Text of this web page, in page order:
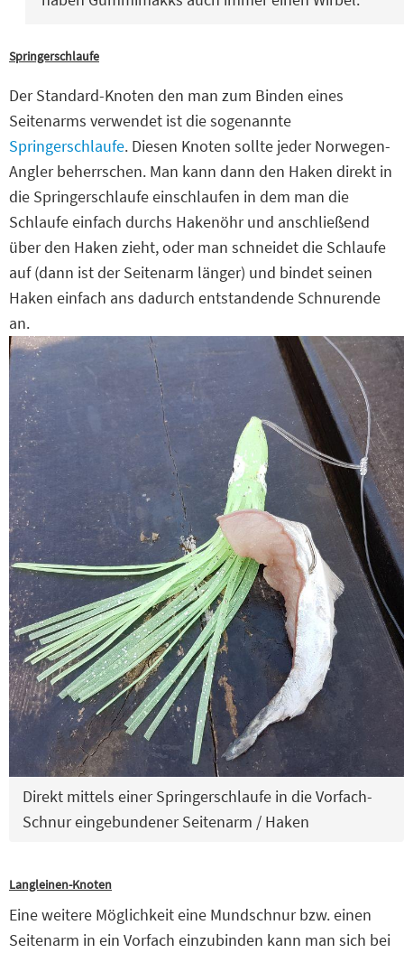
Springerschlaufe
Der Standard-Knoten den man zum Binden eines
Seitenarms verwendet ist die sogenannte
Springerschlaufe. Diesen Knoten sollte jeder Norwegen-
Angler beherrschen. Man kann dann den Haken direkt in
die Springerschlaufe einschlaufen in dem man die
Schlaufe einfach durchs Hakenöhr und anschließend
über den Haken zieht, oder man schneidet die Schlaufe
auf (dann ist der Seitenarm länger) und bindet seinen
Haken einfach ans dadurch entstandende Schnurende
an.
Direkt mittels einer Springerschlaufe in die Vorfach-
Schnur eingebundener Seitenarm / Haken
Langleinen-Knoten
Eine weitere Möglichkeit eine Mundschnur bzw. einen
Seitenarm in ein Vorfach einzubinden kann man sich bei